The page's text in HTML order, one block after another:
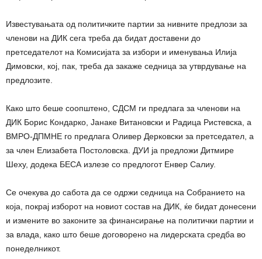
Известувањата од политичките партии за нивните предлози за
членови на ДИК сега треба да бидат доставени до
претседателот на Комисијата за избори и именувања Илија
Димовски, кој, пак, треба да закаже седница за утврдување на
предлозите.
Како што беше соопштено, СДСМ ги предлага за членови на
ДИК Борис Кондарко, Јанаке Витановски и Радица Ристевска, а
ВМРО-ДПМНЕ го предлага Оливер Дерковски за претседател, а
за член Елизабета Постоловска. ДУИ ја предложи Дитмире
Шеху, додека БЕСА излезе со предлогот Енвер Салиу.
Се очекува до сабота да се одржи седница на Собранието на
која, покрај изборот на новиот состав на ДИК, ќе бидат донесени
и измените во законите за финансирање на политички партии и
за влада, како што беше договорено на лидерската средба во
понеделникот.